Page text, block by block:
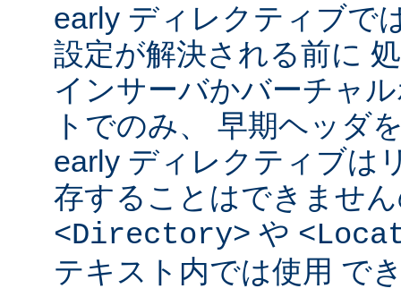
early ディレクティブで
設定が解決される前に
インサーバかバーチャ
トでのみ、 早期ヘッダ
early ディレクティブは
存することはできませ
<Directory> や
テキスト内では使用 で